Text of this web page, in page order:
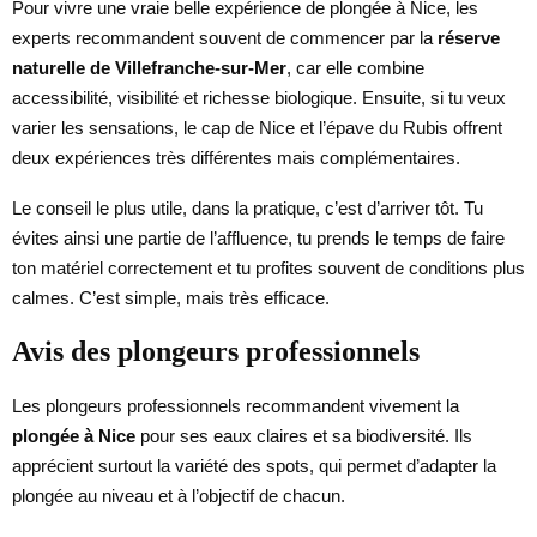
Pour vivre une vraie belle expérience de plongée à Nice, les
experts recommandent souvent de commencer par la réserve
naturelle de Villefranche-sur-Mer, car elle combine
accessibilité, visibilité et richesse biologique. Ensuite, si tu veux
varier les sensations, le cap de Nice et l’épave du Rubis offrent
deux expériences très différentes mais complémentaires.
Le conseil le plus utile, dans la pratique, c’est d’arriver tôt. Tu
évites ainsi une partie de l’affluence, tu prends le temps de faire
ton matériel correctement et tu profites souvent de conditions plus
calmes. C’est simple, mais très efficace.
Avis des plongeurs professionnels
Les plongeurs professionnels recommandent vivement la
plongée à Nice pour ses eaux claires et sa biodiversité. Ils
apprécient surtout la variété des spots, qui permet d’adapter la
plongée au niveau et à l’objectif de chacun.